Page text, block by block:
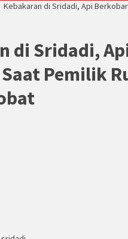
Kebakaran di Sridadi, Api
di Sridadi,
Pemilik